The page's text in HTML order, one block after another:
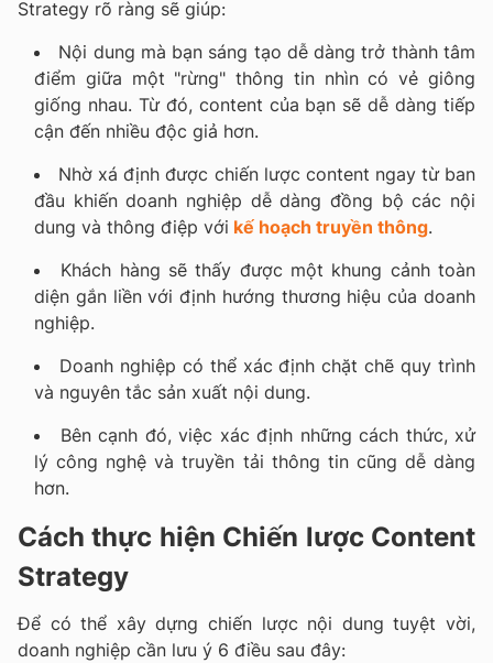
Strategy rõ ràng sẽ giúp:
Nội dung mà bạn sáng tạo dễ dàng trở thành tâm
điểm giữa một "rừng" thông tin nhìn có vẻ giông
giống nhau. Từ đó, content của bạn sẽ dễ dàng tiếp
cận đến nhiều độc giả hơn.
Nhờ xá định được chiến lược content ngay từ ban
đầu khiến doanh nghiệp dễ dàng đồng bộ các nội
dung và thông điệp với kế hoạch truyền thông.
Khách hàng sẽ thấy được một khung cảnh toàn
diện gắn liền với định hướng thương hiệu của doanh
nghiệp.
Doanh nghiệp có thể xác định chặt chẽ quy trình
và nguyên tắc sản xuất nội dung.
Bên cạnh đó, việc xác định những cách thức, xử
lý công nghệ và truyền tải thông tin cũng dễ dàng
hơn.
Cách thực hiện Chiến lược Content
Strategy
Để có thể xây dựng chiến lược nội dung tuyệt vời,
doanh nghiệp cần lưu ý 6 điều sau đây: